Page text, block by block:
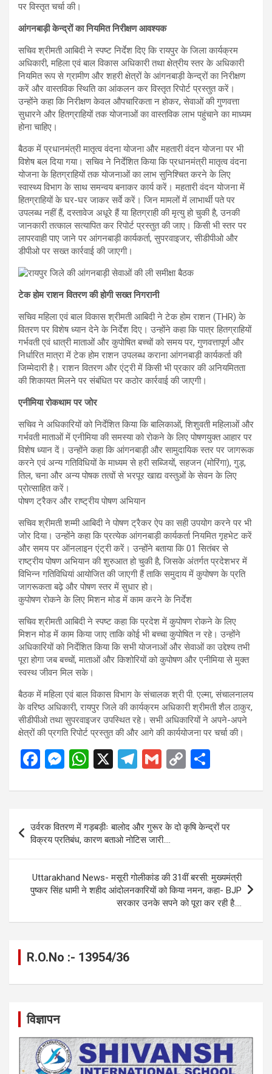
पर विस्तृत चर्चा की।
आंगनबाड़ी केन्द्रों का नियमित निरीक्षण आवश्यक
सचिव श्रीमती आबिदी ने स्पष्ट निर्देश दिए कि रायपुर के जिला कार्यक्रम
अधिकारी, महिला एवं बाल विकास अधिकारी तथा क्षेत्रीय स्तर के अधिकारी
नियमित रूप से ग्रामीण और शहरी क्षेत्रों के आंगनबाड़ी केन्द्रों का निरीक्षण
करें और वास्तविक स्थिति का आंकलन कर विस्तृत रिपोर्ट प्रस्तुत करें।
उन्होंने कहा कि निरीक्षण केवल औपचारिकता न होकर, सेवाओं की गुणवत्ता
सुधारने और हितग्राहियों तक योजनाओं का वास्तविक लाभ पहुंचाने का माध्यम
होना चाहिए।
बैठक में प्रधानमंत्री मातृत्व वंदना योजना और महतारी वंदन योजना पर भी
विशेष बल दिया गया। सचिव ने निर्देशित किया कि प्रधानमंत्री मातृत्व वंदना
योजना के हितग्राहियों तक योजनाओं का लाभ सुनिश्चित करने के लिए
स्वास्थ्य विभाग के साथ समन्वय बनाकर कार्य करें। महतारी वंदन योजना में
हितग्राहियों के घर-घर जाकर सर्वे करें। जिन मामलों में लाभार्थी पते पर
उपलब्ध नहीं हैं, दस्तावेज अधूरे हैं या हितग्राही की मृत्यु हो चुकी है, उनकी
जानकारी तत्काल सत्यापित कर रिपोर्ट प्रस्तुत की जाए। किसी भी स्तर पर
लापरवाही पाए जाने पर आंगनबाड़ी कार्यकर्ता, सुपरवाइजर, सीडीपीओ और
डीपीओ पर सख्त कार्रवाई की जाएगी।
टेक होम राशन वितरण की होगी सख्त निगरानी
सचिव महिला एवं बाल विकास श्रीमती आबिदी ने टेक होम राशन (THR) के
वितरण पर विशेष ध्यान देने के निर्देश दिए। उन्होंने कहा कि पात्र हितग्राहियों
गर्भवती एवं धात्री माताओं और कुपोषित बच्चों को समय पर, गुणवत्तापूर्ण और
निर्धारित मात्रा में टेक होम राशन उपलब्ध कराना आंगनबाड़ी कार्यकर्ता की
जिम्मेदारी है। राशन वितरण और एंट्री में किसी भी प्रकार की अनियमितता
की शिकायत मिलने पर संबंधित पर कठोर कार्रवाई की जाएगी।
एनीमिया रोकथाम पर जोर
सचिव ने अधिकारियों को निर्देशित किया कि बालिकाओं, शिशुवती महिलाओं और
गर्भवती माताओं में एनीमिया की समस्या को रोकने के लिए पोषणयुक्त आहार पर
विशेष ध्यान दें। उन्होंने कहा कि आंगनबाड़ी और सामुदायिक स्तर पर जागरूक
करने एवं अन्य गतिविधियों के माध्यम से हरी सब्जियों, सहजन (मोरिंगा), गुड़,
तिल, चना और अन्य पोषक तत्वों से भरपूर खाद्य वस्तुओं के सेवन के लिए
प्रोत्साहित करें।
पोषण ट्रैकर और राष्ट्रीय पोषण अभियान
सचिव श्रीमती शम्मी आबिदी ने पोषण ट्रैकर ऐप का सही उपयोग करने पर भी
जोर दिया। उन्होंने कहा कि प्रत्येक आंगनबाड़ी कार्यकर्ता नियमित गृहभेट करें
और समय पर ऑनलाइन एंट्री करें। उन्होंने बताया कि 01 सितंबर से
राष्ट्रीय पोषण अभियान की शुरुआत हो चुकी है, जिसके अंतर्गत प्रदेशभर में
विभिन्न गतिविधियां आयोजित की जाएगी हैं ताकि समुदाय में कुपोषण के प्रति
जागरूकता बढ़े और पोषण स्तर में सुधार हो।
कुपोषण रोकने के लिए मिशन मोड में काम करने के निर्देश
सचिव श्रीमती आबिदी ने स्पष्ट कहा कि प्रदेश में कुपोषण रोकने के लिए
मिशन मोड में काम किया जाए ताकि कोई भी बच्चा कुपोषित न रहे। उन्होंने
अधिकारियों को निर्देशित किया कि सभी योजनाओं और सेवाओं का उद्देश्य तभी
पूरा होगा जब बच्चों, माताओं और किशोरियों को कुपोषण और एनीमिया से मुक्त
स्वस्थ जीवन मिल सके।
बैठक में महिला एवं बाल विकास विभाग के संचालक श्री पी. एल्मा, संचालनालय
के वरिष्ठ अधिकारी, रायपुर जिले की कार्यक्रम अधिकारी श्रीमती शैल ठाकुर,
सीडीपीओ तथा सुपरवाइजर उपस्थित रहे। सभी अधिकारियों ने अपने-अपने
क्षेत्रों की प्रगति रिपोर्ट प्रस्तुत की और आगे की कार्ययोजना पर चर्चा की।
F
ce
o
o
k
M
se
g
er
W
at
A
p
p
X
T
e
gr
a
m
G
ail
C
py
Li
n
k
ar
e
Post
navigation
उर्वरक वितरण में गड़बड़ीः बालोद और गुरूर के दो कृषि केन्द्रों पर
विक्रय प्रतिबंध, कारण बताओ नोटिस जारी….
Uttarakhand News- मसूरी गोलीकांड की 31वीं बरसी: मुख्यमंत्री
पुष्कर सिंह धामी ने शहीद आंदोलनकारियों को किया नमन, कहा- BJP
सरकार उनके सपने को पूरा कर रही है….
R.O.No :- 13954/36
विज्ञापन